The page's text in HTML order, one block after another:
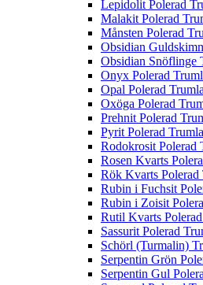
Lepidolit Polerad
Malakit Polerad
Månsten Polerad
Obsidian
Obsidian Snöflinge
Onyx Polerad
Opal Polerad
Oxöga Polerad
Prehnit Polerad
Pyrit Polerad
Rodokrosit Polerad
Rosen Kvarts
Rök Kvarts Polerad
Rubin i Fuchsit
Rubin i Zoisit
Rutil Kvarts
Sassurit Polerad
Schörl (Turmalin)
Serpentin Grön
Serpentin Gul